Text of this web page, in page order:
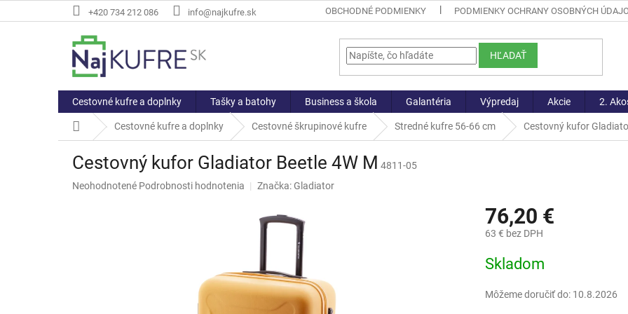
na
+420 734 212 086 info@najkufre.sk OBCHODNÉ PODMIENKY PODMIENKY OCHRANY OSOBNÝCH
HĽADAŤ
Cestovné kufre a doplnky Tašky a batohy Business a škola Galantéria Výpredaj Akcie 2.
DomovCestovné kufre a doplnky Cestovné škrupinové kufre Stredné kufre 56-66 cm Cestovný kufor
Cestovný kufor Gladiator Beetle 4W M 4811-05
Priemerné
Neohodnotené Podrobnosti hodnotenia Značka: Gladiator
76,20 €
63 € bez DPH
cena:
Skladom
Môžeme doručiť do: 10.8.2026